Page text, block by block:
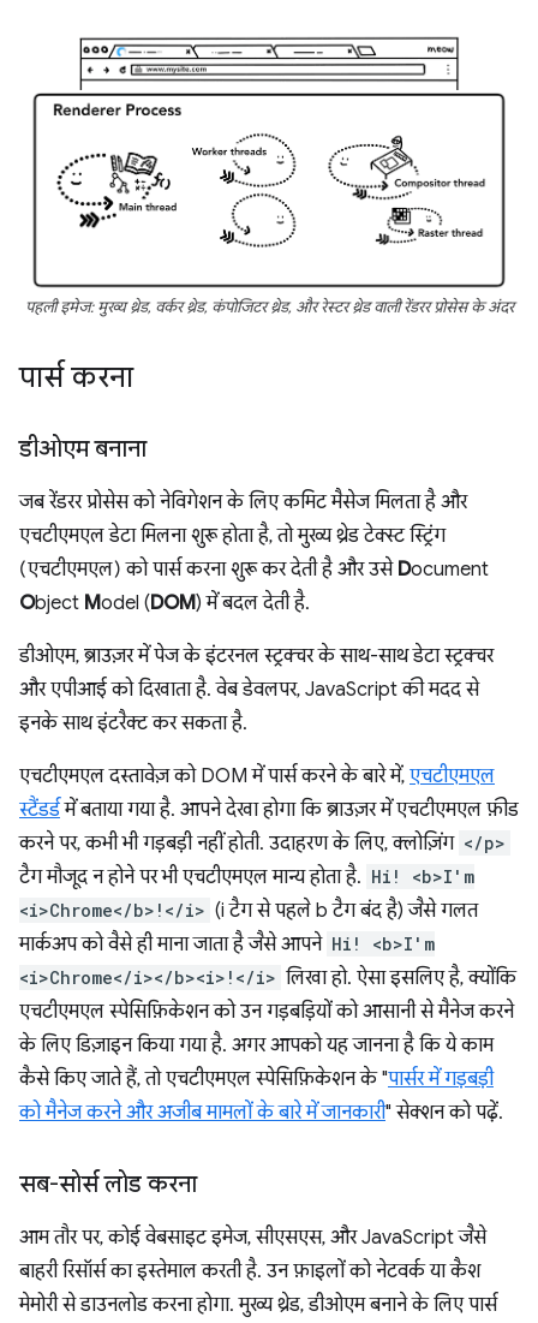
पहली इमेज: मुख्य थ्रेड, वर्कर थ्रेड, कंपोजिटर थ्रेड, और रेस्टर थ्रेड वाली रेंडरर प्रोसेस के अंदर
पार्स करना
डीओएम बनाना
जब रेंडरर प्रोसेस को नेविगेशन के लिए कमिट मैसेज मिलता है और
एचटीएमएल डेटा मिलना शुरू होता है, तो मुख्य थ्रेड टेक्स्ट स्ट्रिंग
(एचटीएमएल) को पार्स करना शुरू कर देती है और उसे Document
Object Model (DOM) में बदल देती है.
डीओएम, ब्राउज़र में पेज के इंटरनल स्ट्रक्चर के साथ-साथ डेटा स्ट्रक्चर
और एपीआई को दिखाता है. वेब डेवलपर, JavaScript की मदद से
इनके साथ इंटरैक्ट कर सकता है.
एचटीएमएल दस्तावेज़ को DOM में पार्स करने के बारे में, एचटीएमएल
स्टैंडर्डमें बताया गया है. आपने देखा होगा कि ब्राउज़र में एचटीएमएल फ़ीड
करने पर, कभी भी गड़बड़ी नहीं होती. उदाहरण के लिए, क्लोज़िंग </p>
टैग मौजूद न होने पर भी एचटीएमएल मान्य होता है. Hi! <b>I'm
<i>Chrome</b>!</i> (i टैग से पहले b टैग बंद है) जैसे गलत
मार्कअप को वैसे ही माना जाता है जैसे आपने Hi! <b>I'm
<i>Chrome</i></b><i>!</i> लिखा हो. ऐसा इसलिए है, क्योंकि
एचटीएमएल स्पेसिफ़िकेशन को उन गड़बड़ियों को आसानी से मैनेज करने
के लिए डिज़ाइन किया गया है. अगर आपको यह जानना है कि ये काम
कैसे किए जाते हैं, तो एचटीएमएल स्पेसिफ़िकेशन के "पार्सर में गड़बड़ी
को मैनेज करने और अजीब मामलों के बारे में जानकारी" सेक्शन को पढ़ें.
सब-सोर्स लोड करना
आम तौर पर, कोई वेबसाइट इमेज, सीएसएस, और JavaScript जैसे
बाहरी रिसॉर्स का इस्तेमाल करती है. उन फ़ाइलों को नेटवर्क या कैश
मेमोरी से डाउनलोड करना होगा. मुख्य थ्रेड, डीओएम बनाने के लिए पार्स